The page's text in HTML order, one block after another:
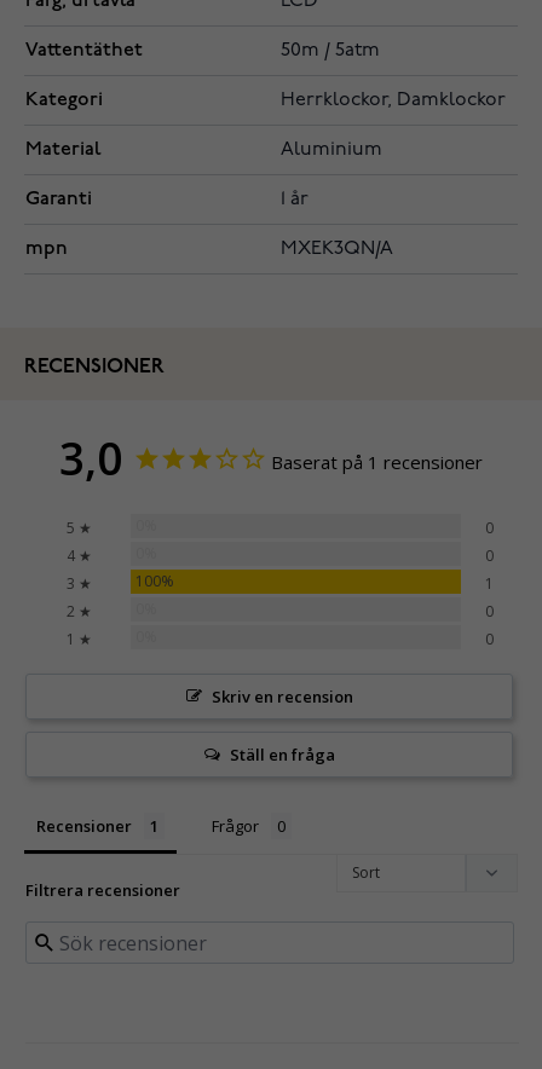
Vattentäthet 50m / 5atm
Kategori Herrklockor, Damklockor
Material Aluminium
Garanti 1 år
mpn MXEK3QN/A
RECENSIONER
3,0 Baserat på 1 recensioner
5 ★
0
4 ★
0
3 ★
100%
1
2 ★
0
1 ★
0
Skriv en recension
Ställ en fråga
Recensioner Frågor
Filtrera recensioner